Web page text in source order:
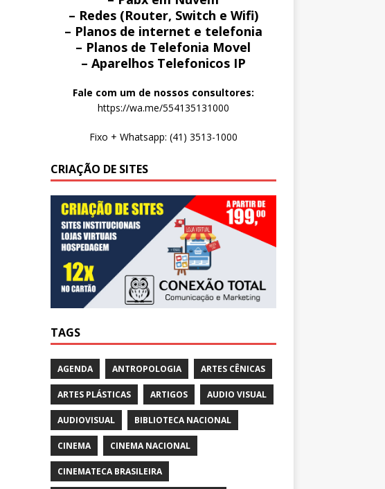
– Redes (Router, Switch e Wifi)
– Planos de internet e telefonia
– Planos de Telefonia Movel
– Aparelhos Telefonicos IP
Fale com um de nossos consultores:
https://wa.me/554135131000
Fixo + Whatsapp: (41) 3513-1000
CRIAÇÃO DE SITES
TAGS
AGENDA ANTROPOLOGIA ARTES CÊNICAS
ARTES PLÁSTICAS ARTIGOS AUDIO VISUAL
AUDIOVISUAL BIBLIOTECA NACIONAL
CINEMA CINEMA NACIONAL
CINEMATECA BRASILEIRA